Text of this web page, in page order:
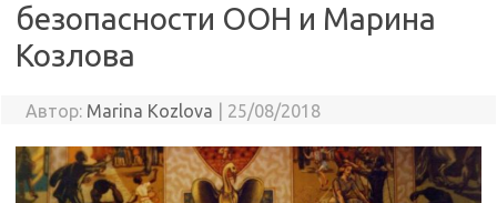
безопасности ООН и Марина
Козлова
Автор: Marina Kozlova 25/08/2018